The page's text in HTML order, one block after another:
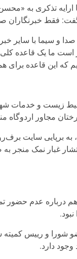
تذکری به
فقط خبرنگاران
با سایر
ما یک قاعده
که این قاعده برای
زیست و خدمات
مجاور اردوگاه
روز گذشته شهرداری ناحیه ۴
عدم حضور
شورا و رییس کمیته
وجود دارد.